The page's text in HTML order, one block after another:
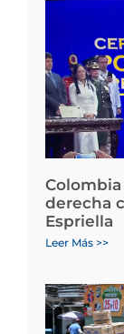
derecha
Espriella
Leer Más >>